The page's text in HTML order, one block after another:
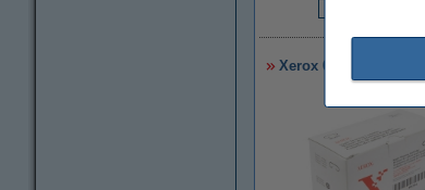
Xerox 008R12912